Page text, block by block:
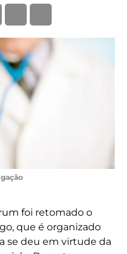
foi retomado o
que é organizado
se deu em virtude da